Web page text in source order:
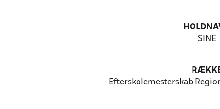
SINE
Efterskolemesterskab